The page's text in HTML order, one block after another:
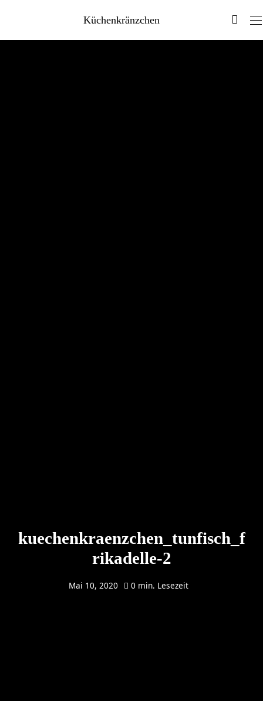
Küchenkränzchen
kuechenkraenzchen_tunfisch_f
rikadelle-2
Mai 10, 2020 0 min. Lesezeit